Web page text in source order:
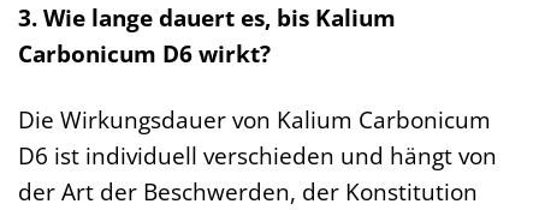
3. Wie lange dauert es, bis Kalium
Carbonicum D6 wirkt?
Die Wirkungsdauer von Kalium Carbonicum
D6 ist individuell verschieden und hängt von
der Art der Beschwerden, der Konstitution